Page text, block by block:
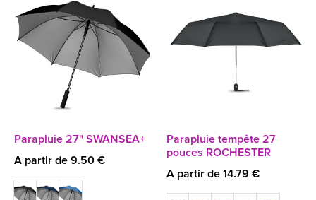
Parapluie 27" SWANSEA+
A partir de 9.50 €
Parapluie tempête 27
pouces ROCHESTER
A partir de 14.79 €